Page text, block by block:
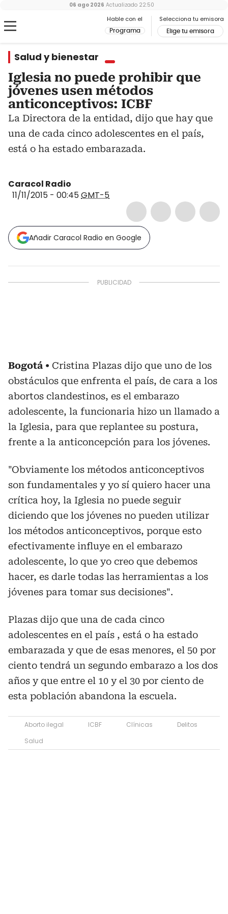
Hable con el
Programa
Selecciona tu emisora
Elige tu emisora
06 ago 2026 Actualizado 22:50
Salud y bienestar
Iglesia no puede prohibir que
jóvenes usen métodos
anticonceptivos: ICBF
La Directora de la entidad, dijo que hay que
una de cada cinco adolescentes en el país,
está o ha estado embarazada.
Caracol Radio
11/11/2015 - 00:45GMT-5
Añadir Caracol Radio en Google
Bogotá
Cristina Plazas dijo que uno de los
obstáculos que enfrenta el país, de cara a los
abortos clandestinos, es el embarazo
adolescente, la funcionaria hizo un llamado a
la Iglesia, para que replantee su postura,
frente a la anticoncepción para los jóvenes.
"Obviamente los métodos anticonceptivos
son fundamentales y yo sí quiero hacer una
crítica hoy, la Iglesia no puede seguir
diciendo que los jóvenes no pueden utilizar
los métodos anticonceptivos, porque esto
efectivamente influye en el embarazo
adolescente, lo que yo creo que debemos
hacer, es darle todas las herramientas a los
jóvenes para tomar sus decisiones".
Plazas dijo que una de cada cinco
adolescentes en el país , está o ha estado
embarazada y que de esas menores, el 50 por
ciento tendrá un segundo embarazo a los dos
años y que entre el 10 y el 30 por ciento de
esta población abandona la escuela.
Aborto ilegal ICBF Clínicas
Delitos
Salud